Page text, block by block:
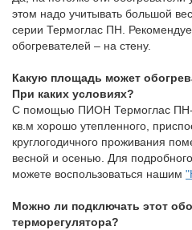
этом надо учитывать большой
серии Термоглас ПН.
обогревателей – на стену.
Какую площадь может
При каких условиях?
C помощью ПИОН Термоглас ПН-
кв.м хорошо утепленного,
круглогодичного проживания
весной и осенью. Для
можете воспользоваться нашим
Можно ли подключать этот
терморегулятора?